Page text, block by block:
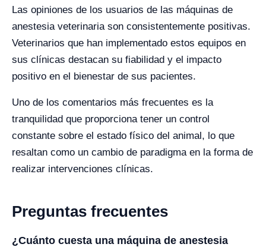
Las opiniones de los usuarios de las máquinas de
anestesia veterinaria son consistentemente positivas.
Veterinarios que han implementado estos equipos en
sus clínicas destacan su fiabilidad y el impacto
positivo en el bienestar de sus pacientes.
Uno de los comentarios más frecuentes es la
tranquilidad que proporciona tener un control
constante sobre el estado físico del animal, lo que
resaltan como un cambio de paradigma en la forma de
realizar intervenciones clínicas.
Preguntas frecuentes
¿Cuánto cuesta una máquina de anestesia